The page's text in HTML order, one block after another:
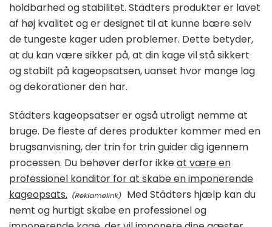
holdbarhed og stabilitet. Städters produkter er lavet
af høj kvalitet og er designet til at kunne bære selv
de tungeste kager uden problemer. Dette betyder,
at du kan være sikker på, at din kage vil stå sikkert
og stabilt på kageopsatsen, uanset hvor mange lag
og dekorationer den har.
Städters kageopsatser er også utroligt nemme at
bruge. De fleste af deres produkter kommer med en
brugsanvisning, der trin for trin guider dig igennem
processen. Du behøver derfor ikkeat være en
professionel konditor for at skabe en imponerende
kageopsats.
Med Städters hjælp kan du
nemt og hurtigt skabe en professionel og